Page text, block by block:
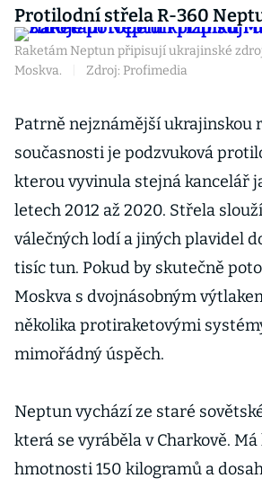
Protilodní střela R-360
Raketám Neptun připisují ukrajinské
Moskva.
Zdroj: Profimedia
Patrně nejznámější ukrajinskou
současnosti je podzvuková
kterou vyvinula stejná kancelář
letech 2012 až 2020. Střela
válečných lodí a jiných plavidel
tisíc tun. Pokud by skutečně
Moskva s dvojnásobným
několika protiraketovými
mimořádný úspěch.
Neptun vychází ze staré
která se vyráběla v Charkově.
hmotnosti 150 kilogramů a